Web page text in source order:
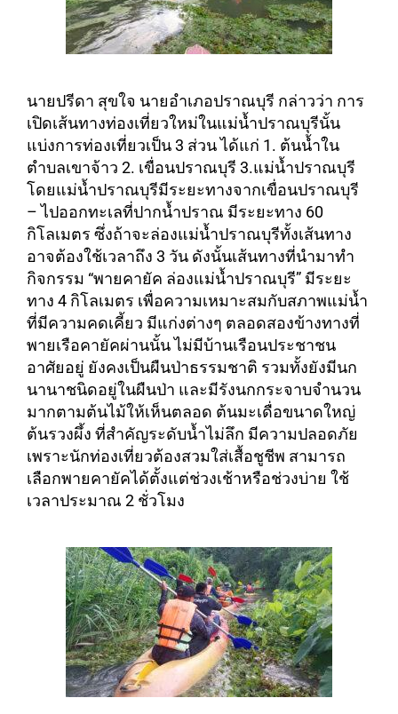
นายปรีดา สุขใจ นายอำเภอปราณบุรี กล่าวว่า การ
เปิดเส้นทางท่องเที่ยวใหม่ในแม่น้ำปราณบุรีนั้น
แบ่งการท่องเที่ยวเป็น 3 ส่วน ได้แก่ 1. ต้นน้ำใน
ตำบลเขาจ้าว 2. เขื่อนปราณบุรี 3.แม่น้ำปราณบุรี
โดยแม่น้ำปราณบุรีมีระยะทางจากเขื่อนปราณบุรี
– ไปออกทะเลที่ปากน้ำปราณ มีระยะทาง 60
กิโลเมตร ซึ่งถ้าจะล่องแม่น้ำปราณบุรีทั้งเส้นทาง
อาจต้องใช้เวลาถึง 3 วัน ดังนั้นเส้นทางที่นำมาทำ
กิจกรรม “พายคายัค ล่องแม่น้ำปราณบุรี” มีระยะ
ทาง 4 กิโลเมตร เพื่อความเหมาะสมกับสภาพแม่น้ำ
ที่มีความคดเคี้ยว มีแก่งต่างๆ ตลอดสองข้างทางที่
พายเรือคายัคผ่านนั้น ไม่มีบ้านเรือนประชาชน
อาศัยอยู่ ยังคงเป็นผืนป่าธรรมชาติ รวมทั้งยังมีนก
นานาชนิดอยู่ในผืนป่า และมีรังนกกระจาบจำนวน
มากตามต้นไม้ให้เห็นตลอด ต้นมะเดื่อขนาดใหญ่
ต้นรวงผึ้ง ที่สำคัญระดับน้ำไม่ลึก มีความปลอดภัย
เพราะนักท่องเที่ยวต้องสวมใส่เสื้อชูชีพ สามารถ
เลือกพายคายัคได้ตั้งแต่ช่วงเช้าหรือช่วงบ่าย ใช้
เวลาประมาณ 2 ชั่วโมง